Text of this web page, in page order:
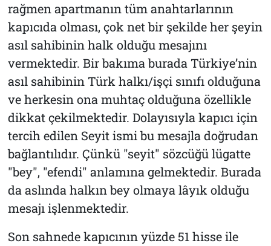
rağmen apartmanın tüm anahtarlarının
kapıcıda olması, çok net bir şekilde her şeyin
asıl sahibinin halk olduğu mesajını
vermektedir. Bir bakıma burada Türkiye’nin
asıl sahibinin Türk halkı/işçi sınıfı olduğuna
ve herkesin ona muhtaç olduğuna özellikle
dikkat çekilmektedir. Dolayısıyla kapıcı için
tercih edilen Seyit ismi bu mesajla doğrudan
bağlantılıdır. Çünkü "seyit" sözcüğü lügatte
"bey", "efendi" anlamına gelmektedir. Burada
da aslında halkın bey olmaya lâyık olduğu
mesajı işlenmektedir.
Son sahnede kapıcının yüzde 51 hisse ile